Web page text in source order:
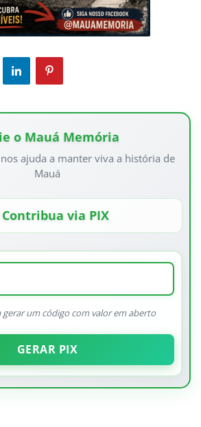
o Mauá Memória
ajuda a manter viva a história de
Mauá
Contribua via PIX
gerar um código com valor em aberto
GERAR PIX